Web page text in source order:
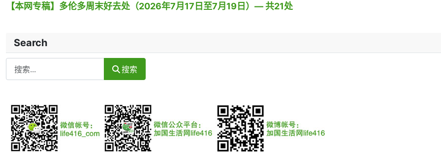
【本网专稿】多伦多周末好去处（2026年7月17日至7月19日）— 共21处
Search
Search
搜索